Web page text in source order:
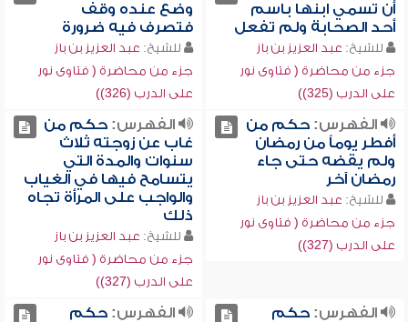
أن تسمي ابنها باسم
أحد الصحابة ولم تفعل
للشيخ: عبد العزيز بن باز
جزء من محاضرة ( فتاوى نور
على الدرب (325))
وضع عنده وقف
فتصرف فيه ضرورة
للشيخ: عبد العزيز بن باز
جزء من محاضرة ( فتاوى نور
على الدرب (326))
الفهرس:حكم من
أفطر يوماً من رمضان
ولم يقضه حتى جاء
رمضان آخر
للشيخ: عبد العزيز بن باز
جزء من محاضرة ( فتاوى نور
على الدرب (327))
الفهرس:حكم من
غاب عن زوجته ثلاث
سنوات والمدة التي
يتسامح فيها في الغياب
والواجب على المرأة تجاه
ذلك
للشيخ: عبد العزيز بن باز
جزء من محاضرة ( فتاوى نور
على الدرب (327))
الفهرس:حكم
الفهرس:حكم